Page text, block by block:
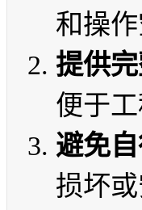
和操作
提供
便于
避免
损坏或